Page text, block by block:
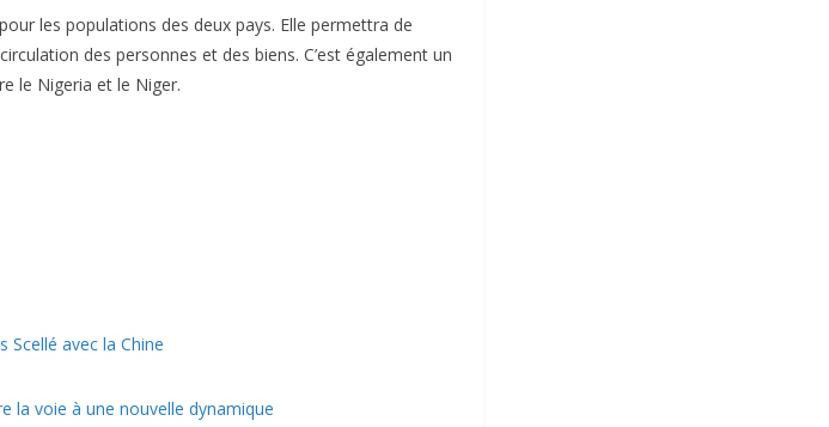
les populations des deux pays. Elle permettra de
des personnes et des biens. C’est également un
le Nigeria et le Niger.
Scellé avec la Chine
la voie à une nouvelle dynamique